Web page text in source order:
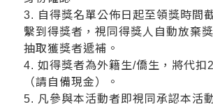
3. 自得獎名單公佈日起至領獎時間
繫到得獎者，視同得獎人自動放棄
抽取獲獎者遞補。
4. 如得獎者為外籍生/僑生，將代扣
（請自備現金）。
5. 凡參與本活動者即視同承認本活